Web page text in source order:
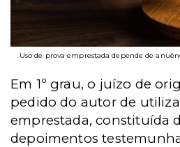
Uso de prova emprestada depende de
Em 1º grau, o juízo de
pedido do autor de
emprestada, constituída
depoimentos